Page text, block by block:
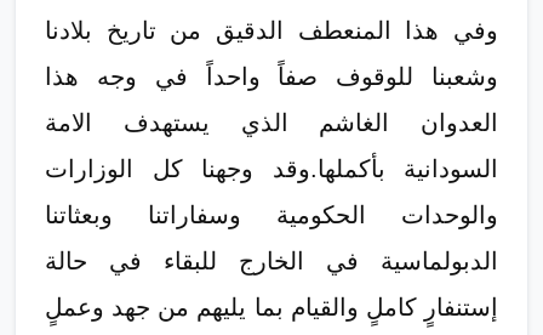
وفي هذا المنعطف الدقيق من تاريخ بلادنا
وشعبنا للوقوف صفاً واحداً في وجه هذا
العدوان الغاشم الذي يستهدف الامة
السودانية بأكملها.وقد وجهنا كل الوزارات
والوحدات الحكومية وسفاراتنا وبعثاتنا
الدبولماسية في الخارج للبقاء في حالة
إستنفارٍ كاملٍ والقيام بما يليهم من جهد وعملٍ